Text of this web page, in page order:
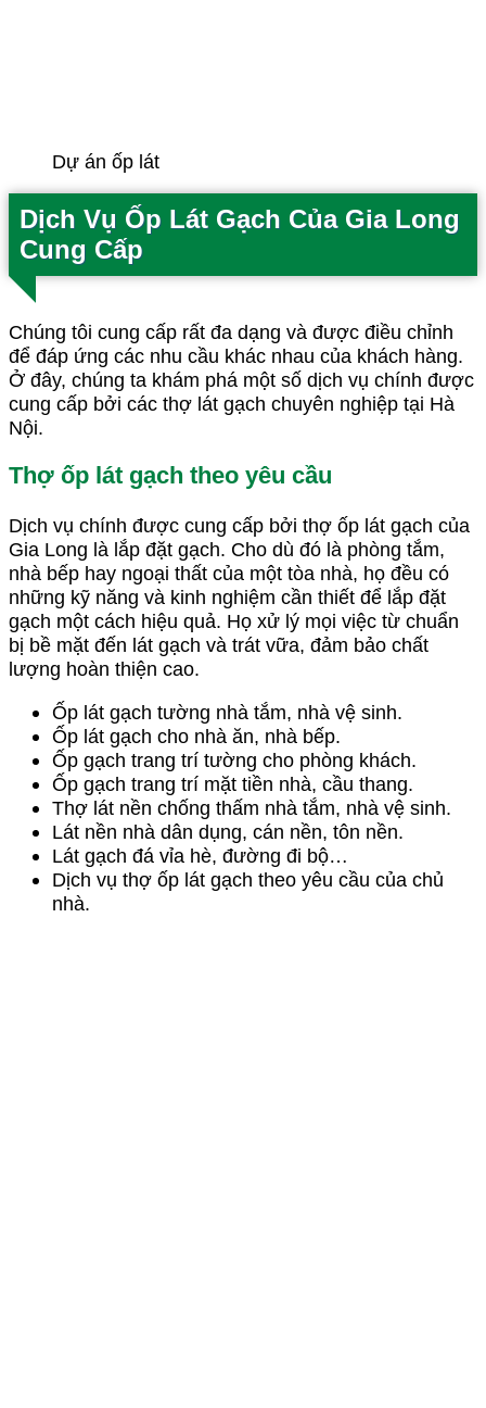
Dự án ốp lát
Dịch Vụ Ốp Lát Gạch Của Gia Long
Cung Cấp
Chúng tôi cung cấp rất đa dạng và được điều chỉnh
để đáp ứng các nhu cầu khác nhau của khách hàng.
Ở đây, chúng ta khám phá một số dịch vụ chính được
cung cấp bởi các thợ lát gạch chuyên nghiệp tại Hà
Nội.
Thợ ốp lát gạch theo yêu cầu
Dịch vụ chính được cung cấp bởi thợ ốp lát gạch của
Gia Long là lắp đặt gạch. Cho dù đó là phòng tắm,
nhà bếp hay ngoại thất của một tòa nhà, họ đều có
những kỹ năng và kinh nghiệm cần thiết để lắp đặt
gạch một cách hiệu quả. Họ xử lý mọi việc từ chuẩn
bị bề mặt đến lát gạch và trát vữa, đảm bảo chất
lượng hoàn thiện cao.
Ốp lát gạch tường nhà tắm, nhà vệ sinh.
Ốp lát gạch cho nhà ăn, nhà bếp.
Ốp gạch trang trí tường cho phòng khách.
Ốp gạch trang trí mặt tiền nhà, cầu thang.
Thợ lát nền chống thấm nhà tắm, nhà vệ sinh.
Lát nền nhà dân dụng, cán nền, tôn nền.
Lát gạch đá vỉa hè, đường đi bộ…
Dịch vụ thợ ốp lát gạch theo yêu cầu của chủ
nhà.